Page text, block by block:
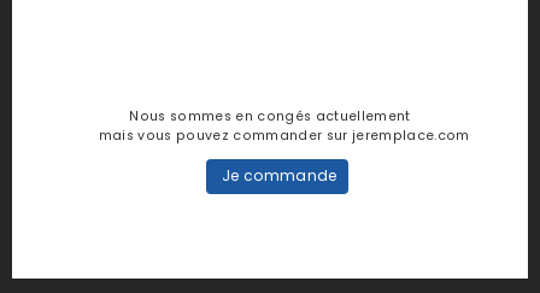
DESCRIPTION
Nous sommes en congés actuellement
mais vous pouvez commander sur jeremplace.com
Je commande